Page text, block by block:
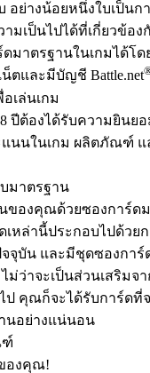
อย่างน้อยหนึ่งใบเป็นก
มเป็นไปได้ที่เกี่ยวข้อ
มาตรฐานในเกมได้โด
ตและมีบัญชี Battle.net
อเล่นเกม
ปีต้องได้รับความยินย
นนในเกม ผลิตภัณฑ์ แ
มาตรฐาน
ของคุณด้วยซองการ์ด
ดเหล่านี้ประกอบไปด้วย
จุบัน และมีชุดซองการ์
ไม่ว่าจะเป็นส่วนเสริม
ป คุณก็จะได้รับการ์ดที่
นอย่างแน่นอน
ฑ์
องคุณ!